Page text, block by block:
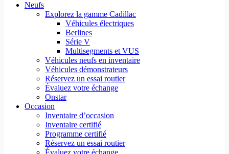
Neufs
Explorez la gamme Cadillac
Véhicules électriques
Berlines
Série V
Multisegments et VUS
Véhicules neufs en inventaire
Véhicules démonstrateurs
Réservez un essai routier
Évaluez votre échange
Onstar
Occasion
Inventaire d’occasion
Inventaire certifié
Programme certifié
Réservez un essai routier
Évaluez votre échange